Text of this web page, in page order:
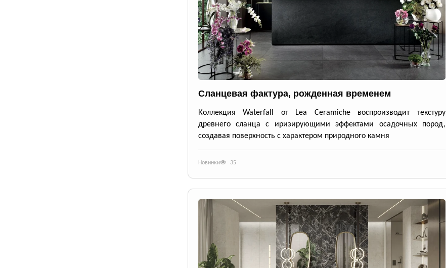
Сланцевая фактура, рожденная временем
Коллекция Waterfall от Lea Ceramiche воспроизводит текстуру
древнего сланца с иризирующими эффектами осадочных пород,
создавая поверхность с характером природного камня
Новинки 35